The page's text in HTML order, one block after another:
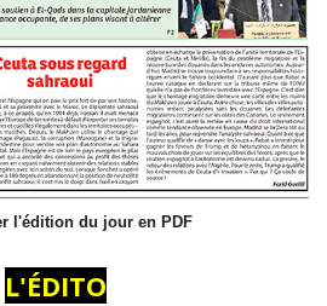
l'édition du jour en PDF
L'ÉDITO